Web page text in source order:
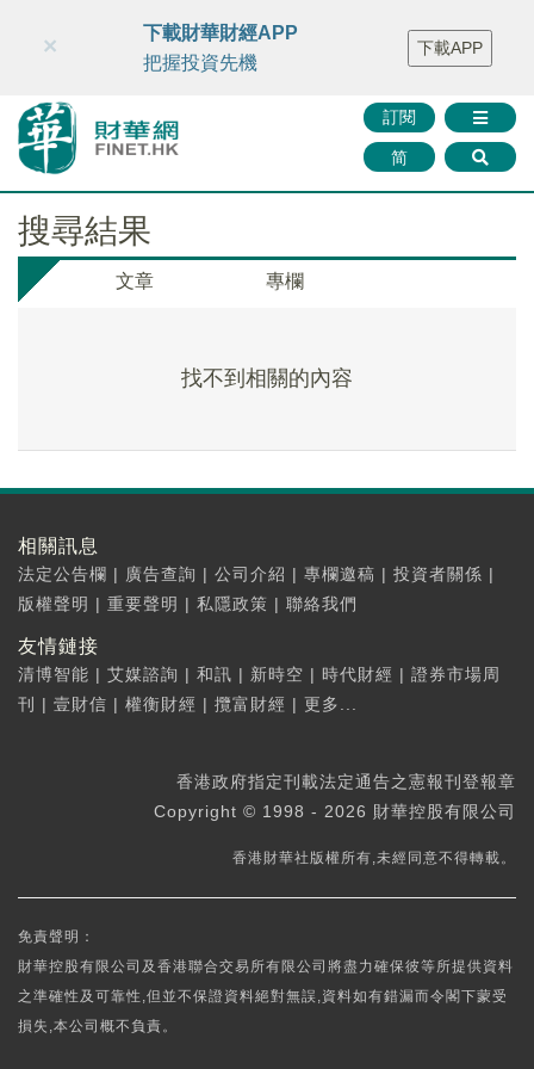
財華智庫網 FINTV FINMETA 財華證券 媒體矩陣
智庫沙龍
聯絡我們
訂閱
简
×
下載財華財經APP
把握投資先機
下載APP
搜尋結果
文章 專欄
找不到相關的內容
相關訊息
法定公告欄 | 廣告查詢 | 公司介紹 | 專欄邀稿 | 投資者關係 |
版權聲明 | 重要聲明 | 私隱政策 | 聯絡我們
友情鏈接
清博智能 | 艾媒諮詢 | 和訊 | 新時空 | 時代財經 | 證券市場周
刊
| 壹財信 | 權衡財經 | 攬富財經 | 更多...
香港政府指定刊載法定通告之憲報刊登報章
Copyright © 1998 - 2026 財華控股有限公司
香港財華社版權所有,未經同意不得轉載。
免責聲明：
財華控股有限公司及香港聯合交易所有限公司將盡力確保彼等所提供資料
之準確性及可靠性,但並不保證資料絕對無誤,資料如有錯漏而令閣下蒙受
損失,本公司概不負責。